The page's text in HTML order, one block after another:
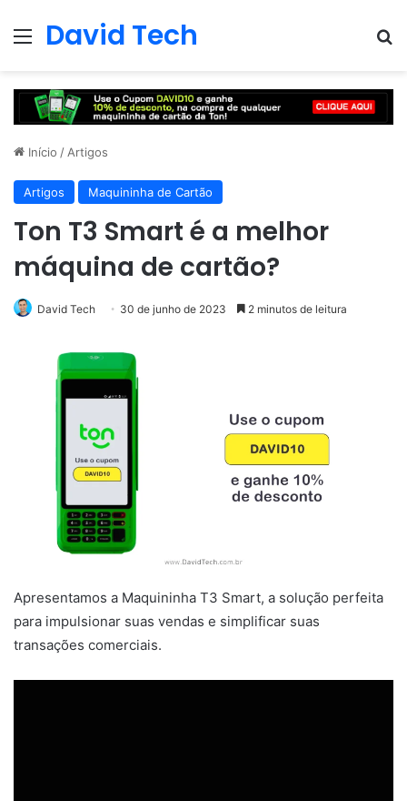
Menu
David Tech
Início / Artigos
Artigos Maquininha de Cartão
Ton T3 Smart é a melhor
máquina de cartão?
David Tech 30 de junho de 2023 2 minutos de leitura
Apresentamos a Maquininha T3 Smart, a solução perfeita
para impulsionar suas vendas e simplificar suas
transações comerciais.